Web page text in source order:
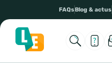
FAQsBlog & actus